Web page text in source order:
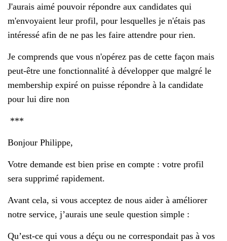
J'aurais aimé pouvoir répondre aux candidates qui
m'envoyaient leur profil, pour lesquelles je n'étais pas
intéressé afin de ne pas les faire attendre pour rien.
Je comprends que vous n'opérez pas de cette façon mais
peut-être une fonctionnalité à développer que malgré le
membership expiré on puisse répondre à la candidate
pour lui dire non
***
Bonjour Philippe,
Votre demande est bien prise en compte : votre profil
sera supprimé rapidement.
Avant cela, si vous acceptez de nous aider à améliorer
notre service, j’aurais une seule question simple :
Qu’est-ce qui vous a déçu ou ne correspondait pas à vos